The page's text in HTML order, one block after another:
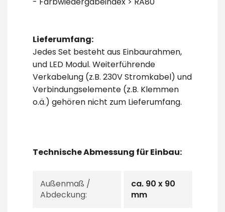
Lieferumfang:
Jedes Set besteht aus Einbaurahmen,
und LED Modul. Weiterführende
Verkabelung (z.B. 230V Stromkabel) und
Verbindungselemente (z.B. Klemmen
o.ä.) gehören nicht zum Lieferumfang.
Technische Abmessung für Einbau:
Außenmaß /
Abdeckung:
ca. 90 x 90
mm